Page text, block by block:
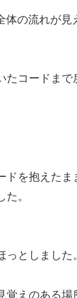
の流れが
コードま
を抱えた
。
としました。
えのある場